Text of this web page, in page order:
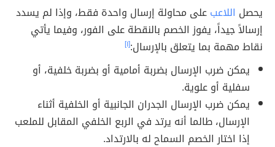
يحصل اللاعبعلى محاولة إرسال واحدة فقط، وإذا لم يسدد
إرسالاً جيداً، يفوز الخصم بالنقطة على الفور، وفيما يأتي
نقاط مهمة بما يتعلق بالإرسال:[١]
يمكن ضرب الإرسال بضربة أمامية أو بضربة خلفية، أو
سفلية أو علوية.
يمكن ضرب الإرسال الجدران الجانبية أو الخلفية أثناء
الإرسال، طالما أنه يرتد في الربع الخلفي المقابل للملعب
إذا اختار الخصم السماح له بالارتداد.